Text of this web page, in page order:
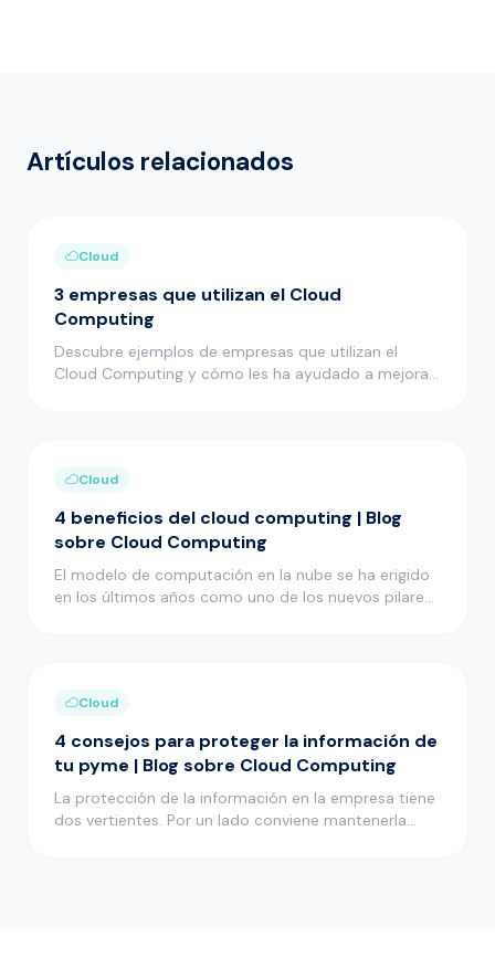
Artículos relacionados
Cloud
3 empresas que utilizan el Cloud
Computing
Descubre ejemplos de empresas que utilizan el
Cloud Computing y cómo les ha ayudado a mejorar
Cloud
4 beneficios del cloud computing | Blog
sobre Cloud Computing
El modelo de computación en la nube se ha erigido
en los últimos años como uno de los nuevos pilares
Cloud
4 consejos para proteger la información de
tu pyme | Blog sobre Cloud Computing
La protección de la información en la empresa tiene
dos vertientes. Por un lado conviene mantenerla